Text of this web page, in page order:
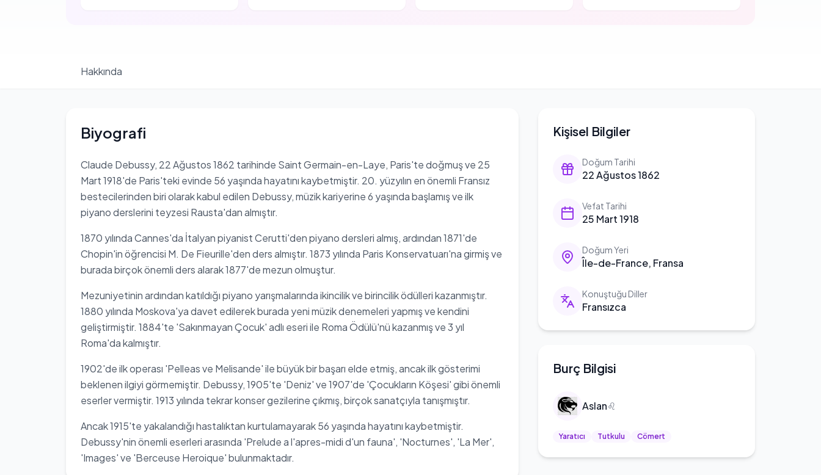
Hakkında
Kişisel Bilgiler
Doğum Tarihi
22 Ağustos 1862
Vefat Tarihi
25 Mart 1918
Doğum Yeri
Île-de-France, Fransa
Konuştuğu Diller
Fransızca
Burç Bilgisi
Aslan♌
Yaratıcı Tutkulu Cömert
Biyografi
Claude Debussy, 22 Ağustos 1862 tarihinde Saint Germain-en-Laye, Paris'te doğmuş ve 25
Mart 1918'de Paris'teki evinde 56 yaşında hayatını kaybetmiştir. 20. yüzyılın en önemli Fransız
bestecilerinden biri olarak kabul edilen Debussy, müzik kariyerine 6 yaşında başlamış ve ilk
piyano derslerini teyzesi Rausta'dan almıştır.
1870 yılında Cannes'da İtalyan piyanist Cerutti'den piyano dersleri almış, ardından 1871'de
Chopin'in öğrencisi M. De Fieurille'den ders almıştır. 1873 yılında Paris Konservatuarı'na girmiş ve
burada birçok önemli ders alarak 1877'de mezun olmuştur.
Mezuniyetinin ardından katıldığı piyano yarışmalarında ikincilik ve birincilik ödülleri kazanmıştır.
1880 yılında Moskova'ya davet edilerek burada yeni müzik denemeleri yapmış ve kendini
geliştirmiştir. 1884'te 'Sakınmayan Çocuk' adlı eseri ile Roma Ödülü'nü kazanmış ve 3 yıl
Roma'da kalmıştır.
1902'de ilk operası 'Pelleas ve Melisande' ile büyük bir başarı elde etmiş, ancak ilk gösterimi
beklenen ilgiyi görmemiştir. Debussy, 1905'te 'Deniz' ve 1907'de 'Çocukların Köşesi' gibi önemli
eserler vermiştir. 1913 yılında tekrar konser gezilerine çıkmış, birçok sanatçıyla tanışmıştır.
Ancak 1915'te yakalandığı hastalıktan kurtulamayarak 56 yaşında hayatını kaybetmiştir.
Debussy'nin önemli eserleri arasında 'Prelude a l'apres-midi d'un fauna', 'Nocturnes', 'La Mer',
'Images' ve 'Berceuse Heroique' bulunmaktadır.